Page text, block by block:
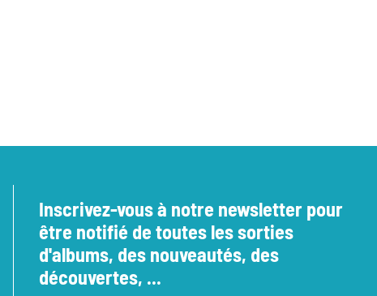
Inscrivez-vous à notre newsletter pour
être notifié de toutes les sorties
d'albums, des nouveautés, des
découvertes, ...